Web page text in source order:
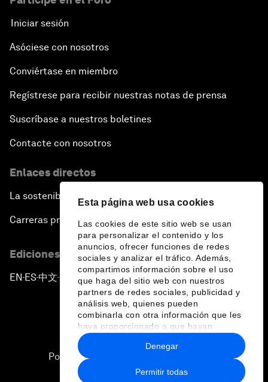
Esta página web usa cookies
Las cookies de este sitio web se usan
para personalizar el contenido y los
anuncios, ofrecer funciones de redes
sociales y analizar el tráfico. Además,
compartimos información sobre el uso
que haga del sitio web con nuestros
partners de redes sociales, publicidad y
análisis web, quienes pueden
combinarla con otra información que les
haya proporcionado o que hayan
recopilado a partir del uso que haya
hecho de sus servicios.
Permitir todas
Denegar
Iniciar sesión
Asóciese con nosotros
Conviértase en miembro
Regístrese para recibir nuestras notas de prensa
Suscríbase a nuestros boletines
Contacte con nosotros
Enlaces directos
La sostenibilidad en el Foro
Carreras profesionales
Ediciones en otros idiomas
EN ▪ ES▪中文▪ 日本語
Política de privacidad y normas de uso